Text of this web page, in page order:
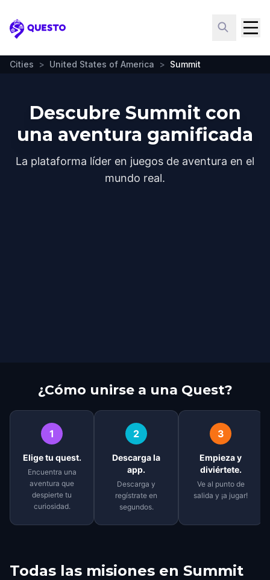
Questo
Cities > United States of America > Summit
Descubre Summit con
una aventura gamificada
La plataforma líder en juegos de aventura en el
mundo real.
¿Cómo unirse a una Quest?
1
Elige tu quest.
Encuentra una
aventura que
despierte tu
curiosidad.
2
Descarga la
app.
Descarga y
regístrate en
segundos.
3
Empieza y
diviértete.
Ve al punto de
salida y ¡a jugar!
Todas las misiones en Summit